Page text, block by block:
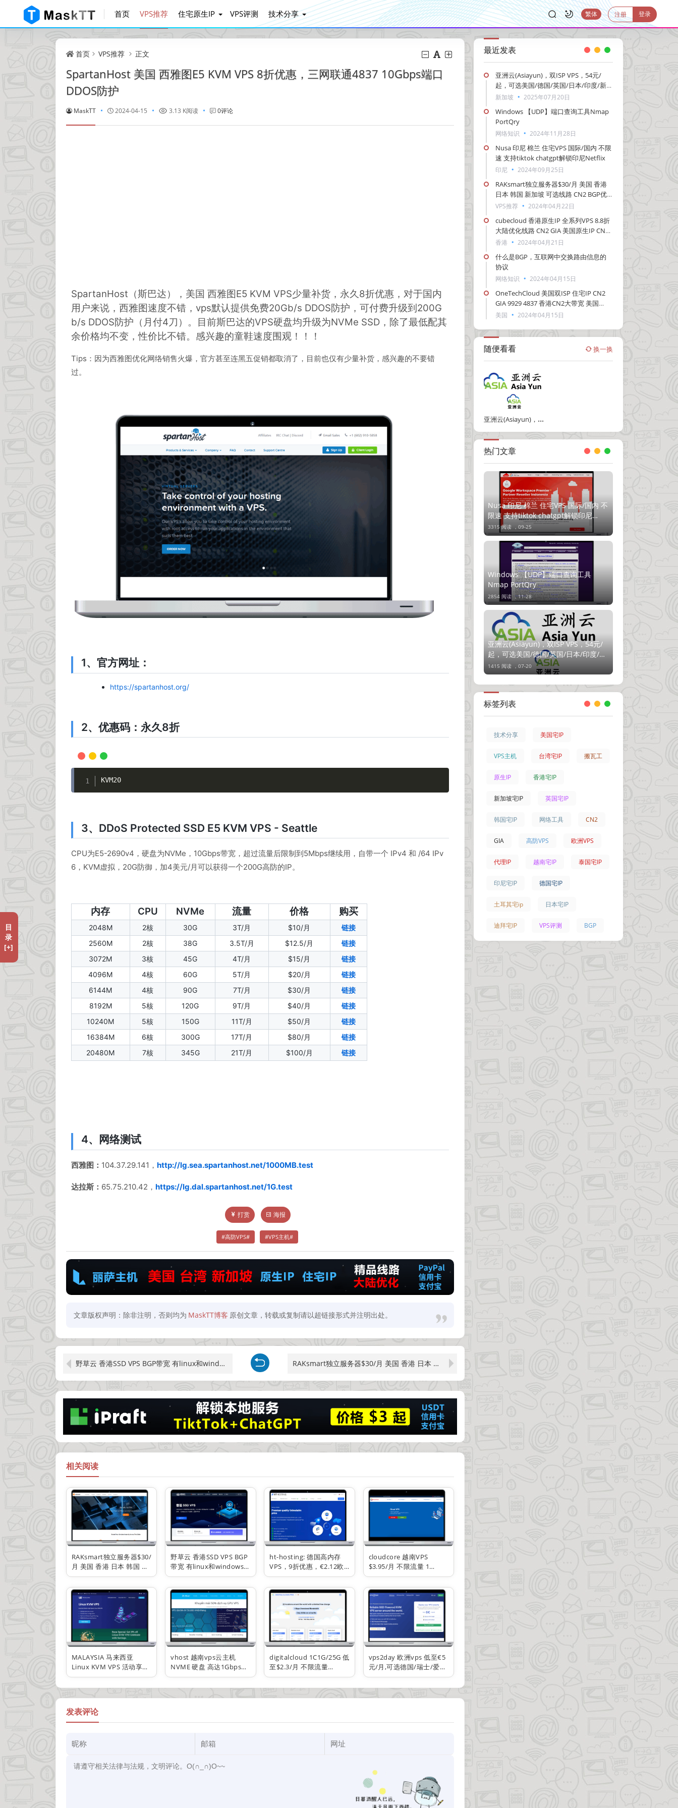
首页 VPS推荐 住宅原生IP VPS评测 技术分享 繁体 注册 登录
首页 VPS推荐 正文
SpartanHost 美国 西雅图E5 KVM VPS 8折优惠，三网联通4837 10Gbps端口
DDOS防护
MaskTT 2024-04-15 3.13 K阅读 0评论
SpartanHost（斯巴达），美国 西雅图E5 KVM VPS少量补货，永久8折优惠，对于国内
用户来说，西雅图速度不错，vps默认提供免费20Gb/s DDOS防护，可付费升级到200G
b/s DDOS防护（月付4刀）。目前斯巴达的VPS硬盘均升级为NVMe SSD，除了最低配其
余价格均不变，性价比不错。感兴趣的童鞋速度围观！！！
Tips：因为西雅图优化网络销售火爆，官方甚至连黑五促销都取消了，目前也仅有少量补货，感兴趣的不要错
过。
1、官方网址：
https://spartanhost.org/
2、优惠码：永久8折
KVM20
3、DDoS Protected SSD E5 KVM VPS - Seattle
CPU为E5-2690v4，硬盘为NVMe，10Gbps带宽，超过流量后限制到5Mbps继续用，自带一个 IPv4 和 /64 IPv
6，KVM虚拟，20G防御，加4美元/月可以获得一个200G高防的IP。
内存 CPU NVMe 流量 价格 购买
2048M 2核 30G 3T/月 $10/月
链接
2560M
2核 38G 3.5T/月 $12.5/月
链接
3072M
3核 45G 4T/月 $15/月
链接
4096M
4核 60G 5T/月 $20/月
链接
6144M
4核 90G 7T/月 $30/月
链接
8192M
5核 120G 9T/月 $40/月
链接
10240M
5核 150G 11T/月 $50/月
链接
16384M
6核 300G 17T/月 $80/月
链接
20480M
7核 345G 21T/月 $100/月 链接
4、网络测试
西雅图： 104.37.29.141， http://lg.sea.spartanhost.net/1000MB.test
达拉斯： 65.75.210.42， https://lg.dal.spartanhost.net/1G.test
打赏 海报
高防VPS VPS主机
文章版权声明：除非注明，否则均为 MaskTT博客 原创文章，转载或复制请以超链接形式并注明出处。
野草云 香港SSD VPS BGP带宽 有linux和windows 2c2g 年付8.25元/月 100M BGP 年付4.5折 RAKsmart独立服务器$30/月 美国 香港 日本 韩国 新加坡 可选线路 CN2 BGP优化 高防300G 多C站群 10G大带宽
相关阅读
RAKsmart独立服务器$30/
月 美国 香港 日本 韩国 新
加坡 可选线路 CN2 BGP优
化 高防300G 多C站群 10G
大带宽
野草云 香港SSD VPS BGP
带宽 有linux和windows
2c2g 年付8.25元/月 100M
BGP 年付4.5折
ht-hosting: 德国高内存
VPS，9折优惠，€2.12欧
元/月起，AMD高性能处理
器/6G内存起
cloudcore 越南VPS
$3.95/月 不限流量 1
核/1G10GB SSD 100M带
宽 有windows
MALAYSIA 马来西亚
Linux KVM VPS 活动享受
85折 不限流量
vhost 越南vps云主机
NVME 硬盘 高达1Gbps带
宽 无限流量 月付 季付
digitalcloud 1C1G/25G 低
至$2.3/月 不限流量
1Gbps带宽 全球24个机房
vps2day 欧洲vps 低至€5
元/月,可选德国/瑞士/爱沙
尼亚/荷兰/罗马尼亚/瑞典/
发表评论
最近发表
亚洲云(Asiayun)，双ISP VPS，54元/
起，可选美国/德国/英国/日本/印度/新
加坡/越南等
新加坡 2025年07月20日
Windows 【UDP】端口查询工具Nmap
PortQry
网络知识 2024年11月28日
Nusa 印尼 棉兰 住宅VPS 国际/国内 不限
速 支持tiktok chatgpt解锁印尼Netflix
印尼 2024年09月25日
RAKsmart独立服务器$30/月 美国 香港
日本 韩国 新加坡 可选线路 CN2 BGP优
化 高防300G 多C站群 10G大带宽
VPS推荐 2024年04月22日
cubecloud 香港原生IP 全系列VPS 8.8折
大陆优化线路 CN2 GIA 美国原生IP CN2
GIA大陆优化
香港 2024年04月21日
什么是BGP，互联网中交换路由信息的
协议
网络知识 2024年04月15日
OneTechCloud 美国双ISP 住宅IP CN2
GIA 9929 4837 香港CN2大带宽 美国
CERA
美国 2024年04月15日
随便看看 换一换
亚洲云(Asiayun)，双ISP VPS，54元/起，可选美国/德国/英国/日本/印度/新加坡/越南等
热门文章
Nusa 印尼 棉兰 住宅VPS 国际/国内 不
限速 支持tiktok chatgpt解锁印尼
Netflix
3315 阅读 ， 09-25
Windows 【UDP】端口查询工具
Nmap PortQry
2854 阅读 ，11-28
亚洲云(Asiayun)，双ISP VPS，54元/
起，可选美国/德国/英国/日本/印度/新
加坡/越南等
1415 阅读 ， 07-20
标签列表
技术分享 美国宅IP
VPS主机 台湾宅IP 搬瓦工
原生IP 香港宅IP
新加坡宅IP 英国宅IP
韩国宅IP 网络工具 CN2
GIA 高防VPS 欧洲VPS
代理IP 越南宅IP 泰国宅IP
印尼宅IP 德国宅IP
土耳其宅ip 日本宅IP
迪拜宅IP VPS评测 BGP
目
录
[+]